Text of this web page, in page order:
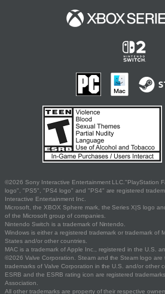
©2026 Sony Interactive Entertainment LLC."PlayStation
logo", "PS5", "PS4 logo" and "PS4" are registered
Interactive Entertainment Inc.
Microsoft, the XBOX Sphere mark, the Series X|S logo
of the Microsoft group of companies.
Nintendo Switch is a trademark of Nintendo.
Windows is either a registered trademark or trademark of
States and/or other countries.
MAC is a trademark of Apple Inc., registered in the U.S.
©2026 Valve Corporation. Steam and the Steam logo are
trademarks of Valve Corporation in the U.S. and/or other
ESRB and the ESRB rating icon are registered
Association.
All other trademarks are property of their respective